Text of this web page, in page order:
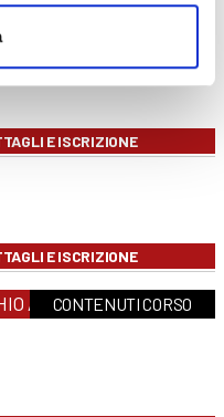
E ISCRIZIONE
E ISCRIZIONE
E ISCRIZIONE
ALTOCONTENUTI CORSO